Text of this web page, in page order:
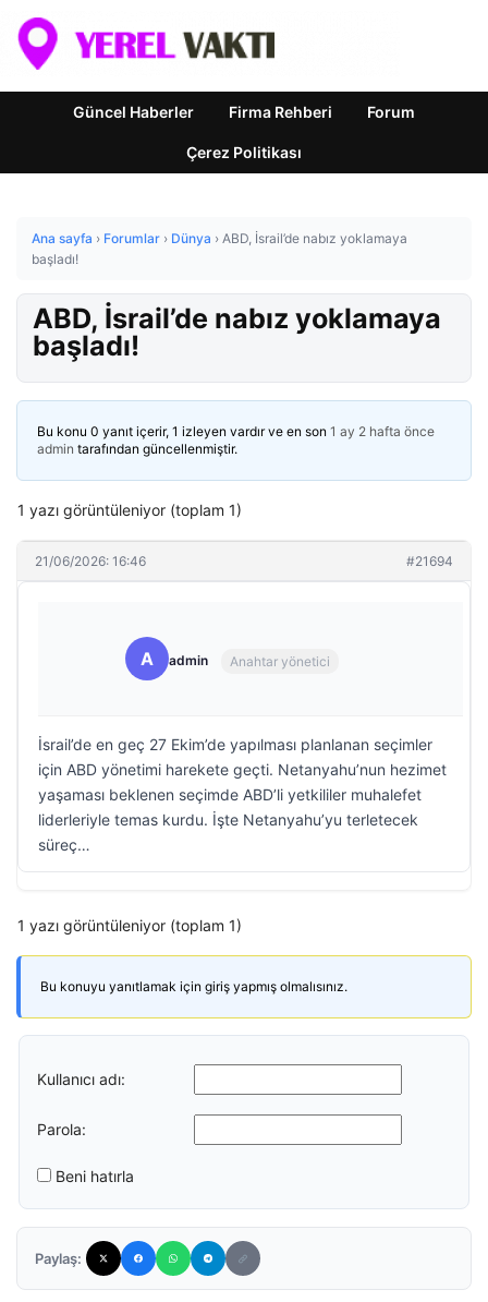
Güncel Haberler Firma Rehberi Forum
Çerez Politikası
Ana sayfa › Forumlar › Dünya › ABD, İsrail’de nabız yoklamaya
başladı!
ABD, İsrail’de nabız yoklamaya
başladı!
Bu konu 0 yanıt içerir, 1 izleyen vardır ve en son 1 ay 2 hafta önce
admin tarafından güncellenmiştir.
1 yazı görüntüleniyor (toplam 1)
21/06/2026: 16:46 #21694
A admin Anahtar yönetici
İsrail’de en geç 27 Ekim’de yapılması planlanan seçimler
için ABD yönetimi harekete geçti. Netanyahu’nun hezimet
yaşaması beklenen seçimde ABD’li yetkililer muhalefet
liderleriyle temas kurdu. İşte Netanyahu’yu terletecek
süreç…
1 yazı görüntüleniyor (toplam 1)
Bu konuyu yanıtlamak için giriş yapmış olmalısınız.
Kullanıcı adı:
Parola:
Beni hatırla
Paylaş: